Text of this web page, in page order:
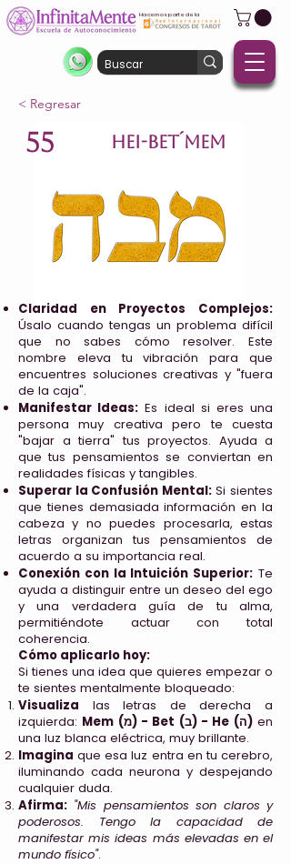
Hacemos parte de la
< Regresar
Claridad en Proyectos Complejos:
Úsalo cuando tengas un problema difícil
que no sabes cómo resolver. Este
nombre eleva tu vibración para que
encuentres soluciones creativas y "fuera
de la caja".
Manifestar Ideas: Es ideal si eres una
persona muy creativa pero te cuesta
"bajar a tierra" tus proyectos. Ayuda a
que tus pensamientos se conviertan en
realidades físicas y tangibles.
Superar la Confusión Mental:Si sientes
que tienes demasiada información en la
cabeza y no puedes procesarla, estas
letras organizan tus pensamientos de
acuerdo a su importancia real.
Conexión con la Intuición Superior: Te
ayuda a distinguir entre un deseo del ego
y una verdadera guía de tu alma,
permitiéndote actuar con total
coherencia.
Cómo aplicarlo hoy:
Si tienes una idea que quieres empezar o
te sientes mentalmente bloqueado:
Visualiza las letras de derecha a
izquierda:
Mem (מ) - Bet (ב) - He (ה)en
una luz blanca eléctrica, muy brillante.
Imagina que esa luz entra en tu cerebro,
iluminando cada neurona y despejando
cualquier duda.
Afirma: "Mis pensamientos son claros y
poderosos. Tengo la capacidad de
manifestar mis ideas más elevadas en el
mundo físico".
55 HEI-BET´MEM